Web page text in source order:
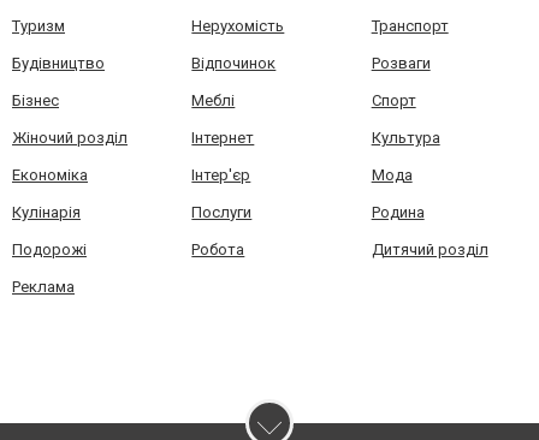
Туризм Нерухомість Транспорт
Будівництво Відпочинок Розваги
Бізнес Меблі Спорт
Жіночий розділ Інтернет Культура
Економіка Інтер'єр Мода
Кулінарія Послуги Родина
Подорожі Робота Дитячий розділ
Реклама